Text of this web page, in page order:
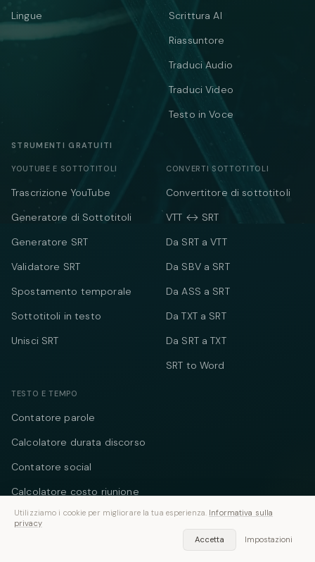
Lingue
Scrittura AI
Riassuntore
Traduci Audio
Traduci Video
Testo in Voce
STRUMENTI GRATUITI
YOUTUBE E SOTTOTITOLI
Trascrizione YouTube
Generatore di Sottotitoli
Generatore SRT
Validatore SRT
Spostamento temporale
Sottotitoli in testo
Unisci SRT
CONVERTI SOTTOTITOLI
Convertitore di sottotitoli
VTT ↔ SRT
Da SRT a VTT
Da SBV a SRT
Da ASS a SRT
Da TXT a SRT
Da SRT a TXT
SRT to Word
TESTO E TEMPO
Contatore parole
Calcolatore durata discorso
Contatore social
Calcolatore costo riunione
Timer online
Utilizziamo i cookie per migliorare la tua esperienza. Informativa sulla
privacy
Accetta
Impostazioni